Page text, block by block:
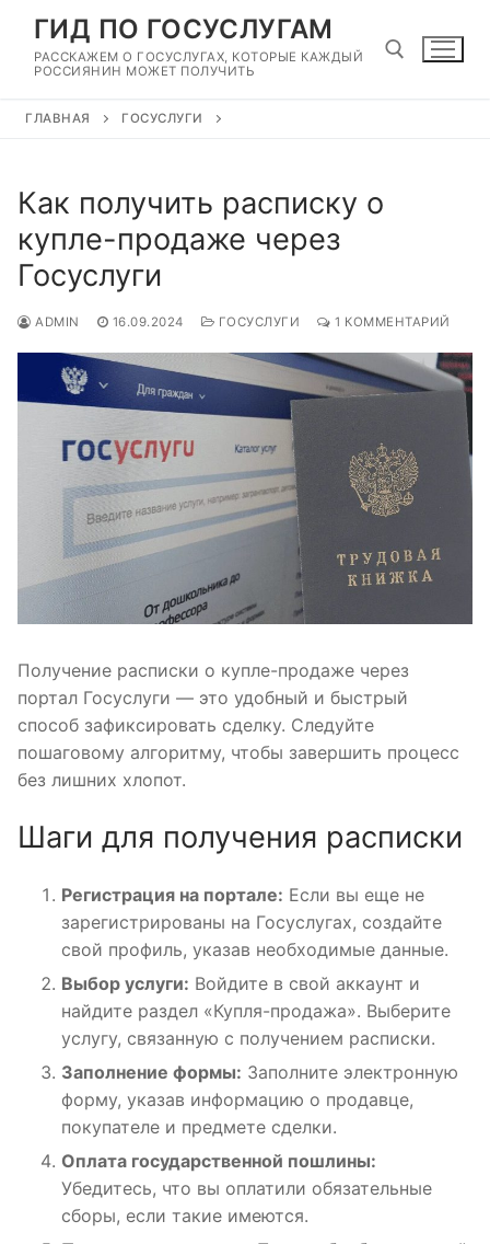
Перейти
содержимому
ГИД ПО ГОСУСЛУГАМ
РАССКАЖЕМ О ГОСУСЛУГАХ, КОТОРЫЕ КАЖДЫЙ
РОССИЯНИН МОЖЕТ ПОЛУЧИТЬ
ГЛАВНАЯ ГОСУСЛУГИ
Как получить расписку о
купле-продаже через
Госуслуги
ADMIN 16.09.2024 ГОСУСЛУГИ 1 КОММЕНТАРИЙ
Получение расписки о купле-продаже через
портал Госуслуги — это удобный и быстрый
способ зафиксировать сделку. Следуйте
пошаговому алгоритму, чтобы завершить процесс
без лишних хлопот.
Шаги для получения расписки
Регистрация на портале: Если вы еще не
зарегистрированы на Госуслугах, создайте
свой профиль, указав необходимые данные.
Выбор услуги: Войдите в свой аккаунт и
найдите раздел «Купля-продажа». Выберите
услугу, связанную с получением расписки.
Заполнение формы: Заполните электронную
форму, указав информацию о продавце,
покупателе и предмете сделки.
Оплата государственной пошлины:
Убедитесь, что вы оплатили обязательные
сборы, если такие имеются.